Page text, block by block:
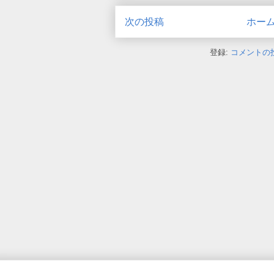
次の投稿 ホー
登録: コメントの